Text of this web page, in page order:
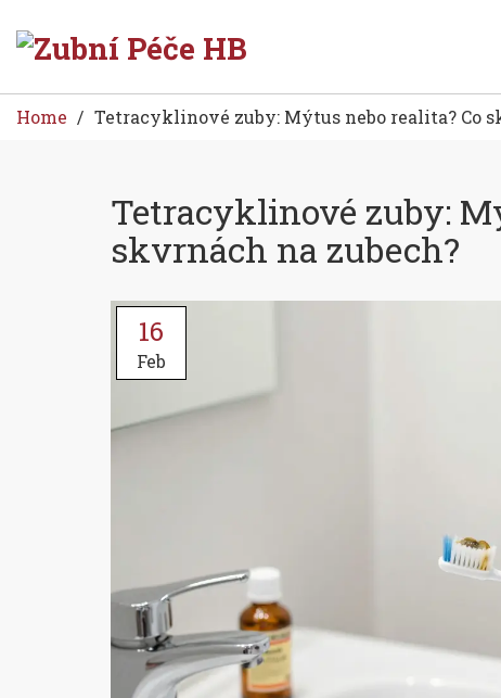
Home Tetracyklinové zuby: Mýtus nebo realita? Co
Tetracyklinové zuby:
skvrnách na zubech?
16
Feb